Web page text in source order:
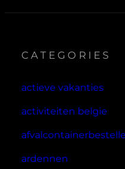
CATEGORIES
actieve vakanties
activiteiten belgie
ardennen